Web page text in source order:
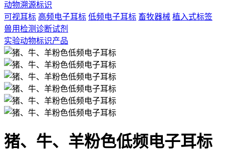
动物溯源标识
可视耳标 高频电子耳标 低频电子耳标 畜牧器械 植入式标签
兽用检测诊断试剂
实验动物标识产品
猪、牛、羊粉色低频电子耳标